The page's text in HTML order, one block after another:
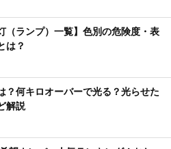
（ランプ）一覧】色別の危険度・表
は？
？何キロオーバーで光る？光らせた
解説